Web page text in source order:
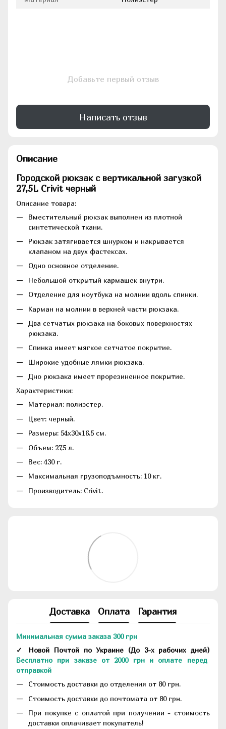
Добавьте первый отзыв
Написать отзыв
Описание
Городской рюкзак с вертикальной загузкой
27,5L Crivit черный
Описание товара:
Вместительный рюкзак выполнен из плотной
синтетической ткани.
Рюкзак затягивается шнурком и накрывается
клапаном на двух фастексах.
Одно основное отделение.
Небольшой открытый кармашек внутри.
Отделение для ноутбука на молнии вдоль спинки.
Карман на молнии в верхней части рюкзака.
Два сетчатых рюкзака на боковых поверхностях
рюкзака.
Спинка имеет мягкое сетчатое покрытие.
Широкие удобные лямки рюкзака.
Дно рюкзака имеет прорезиненное покрытие.
Характеристики:
Материал: полиэстер.
Цвет: черный.
Размеры: 54х30х16,5 см.
Объем: 27,5 л.
Вес: 430 г.
Максимальная грузоподъмность: 10 кг.
Производитель: Crivit.
Доставка Оплата Гарантия
Минимальная сумма заказа 300 грн
✓ Новой Почтой по Украине (До 3-х рабочих дней)
Бесплатно при заказе от 2000 грн и оплате перед
отправкой
Стоимость доставки до отделения от 80 грн.
Стоимость доставки до почтомата от 80 грн.
При покупке с оплатой при получении - стоимость
доставки оплачивает покупатель!